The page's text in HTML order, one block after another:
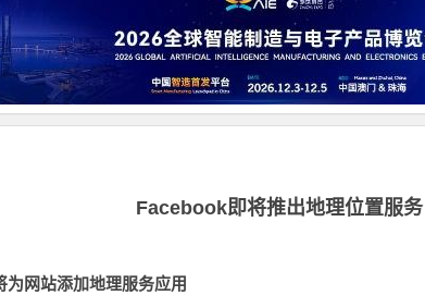
Facebook即将推出地理位置服务
网站添加地理服务应用